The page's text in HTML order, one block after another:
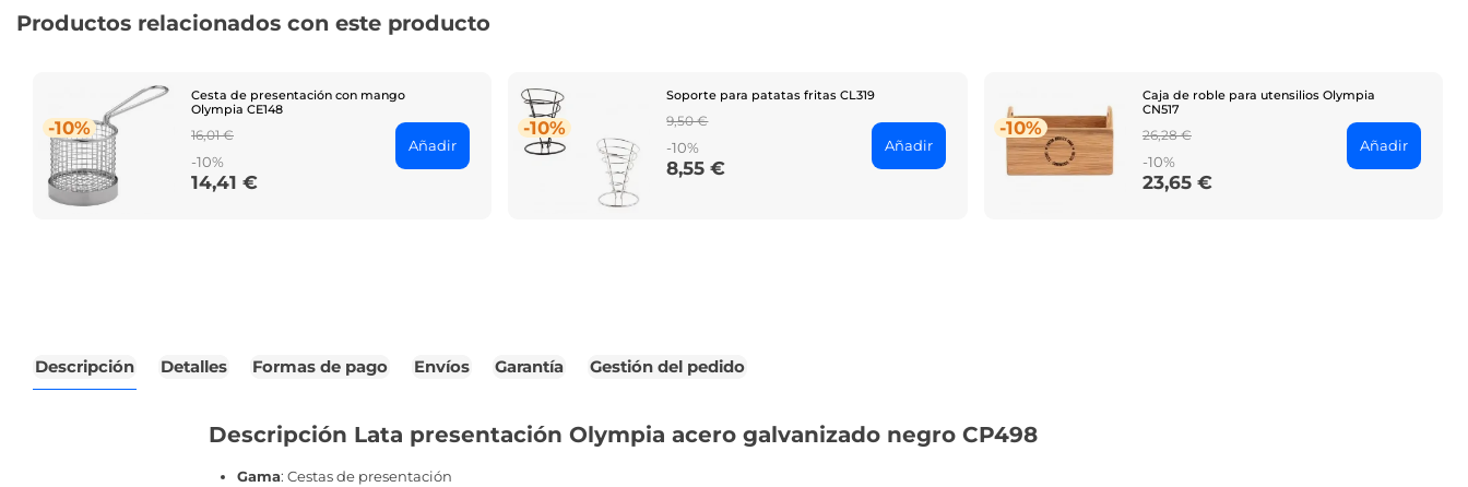
Productos relacionados con este producto
-10%
Cesta de presentación con mango
Olympia CE148
Regular
price
16,01 €
-10%
Price
14,41 €
Añadir
-10%
Soporte para patatas fritas CL319
Regular
price
9,50 €
-10%
Price
8,55 €
Añadir
-10%
Caja de roble para utensilios Olympia
CN517
Regular
price
26,28 €
-10%
Price
23,65 €
Añadir
Descripción Detalles Formas de pago Envíos Garantía Gestión del pedido
Descripción Lata presentación Olympia acero galvanizado negro CP498
Gama: Cestas de presentación